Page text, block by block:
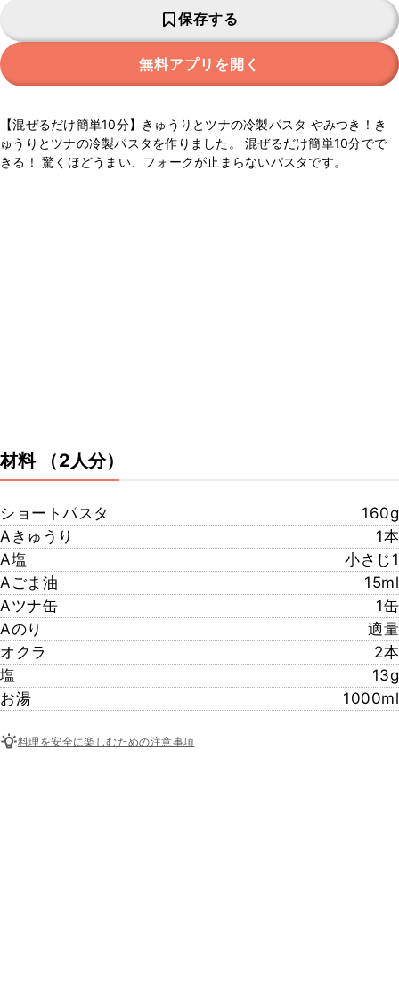
保存する
無料アプリを開く
【混ぜるだけ簡単10分】きゅうりとツナの冷製パスタ やみつき！き
ゅうりとツナの冷製パスタを作りました。 混ぜるだけ簡単10分でで
きる！ 驚くほどうまい、フォークが止まらないパスタです。
材料 （2人分）
ショートパスタ
160g
Aきゅうり
1本
A塩
小さじ1
Aごま油
15ml
Aツナ缶
1缶
Aのり
適量
オクラ
2本
塩
13g
お湯
1000ml
料理を安全に楽しむための注意事項